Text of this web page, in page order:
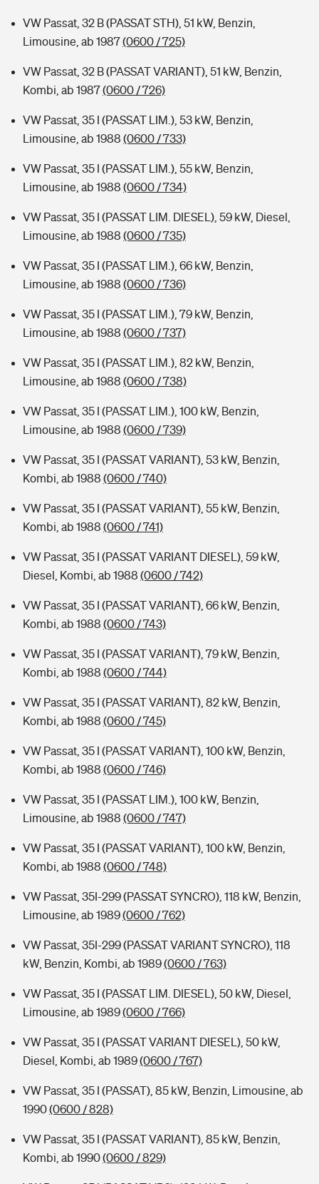
VW Passat, 32 B (PASSAT STH), 51 kW, Benzin,
Limousine, ab 1987(0600 / 725)
VW Passat, 32 B (PASSAT VARIANT), 51 kW, Benzin,
Kombi, ab 1987(0600 / 726)
VW Passat, 35 I (PASSAT LIM.), 53 kW, Benzin,
Limousine, ab 1988 (0600 / 733)
VW Passat, 35 I (PASSAT LIM.), 55 kW, Benzin,
Limousine, ab 1988 (0600 / 734)
VW Passat, 35 I (PASSAT LIM. DIESEL), 59 kW, Diesel,
Limousine, ab 1988 (0600 / 735)
VW Passat, 35 I (PASSAT LIM.), 66 kW, Benzin,
Limousine, ab 1988 (0600 / 736)
VW Passat, 35 I (PASSAT LIM.), 79 kW, Benzin,
Limousine, ab 1988 (0600 / 737)
VW Passat, 35 I (PASSAT LIM.), 82 kW, Benzin,
Limousine, ab 1988 (0600 / 738)
VW Passat, 35 I (PASSAT LIM.), 100 kW, Benzin,
Limousine, ab 1988 (0600 / 739)
VW Passat, 35 I (PASSAT VARIANT), 53 kW, Benzin,
Kombi, ab 1988 (0600 / 740)
VW Passat, 35 I (PASSAT VARIANT), 55 kW, Benzin,
Kombi, ab 1988 (0600 / 741)
VW Passat, 35 I (PASSAT VARIANT DIESEL), 59 kW,
Diesel, Kombi, ab 1988 (0600 / 742)
VW Passat, 35 I (PASSAT VARIANT), 66 kW, Benzin,
Kombi, ab 1988 (0600 / 743)
VW Passat, 35 I (PASSAT VARIANT), 79 kW, Benzin,
Kombi, ab 1988 (0600 / 744)
VW Passat, 35 I (PASSAT VARIANT), 82 kW, Benzin,
Kombi, ab 1988 (0600 / 745)
VW Passat, 35 I (PASSAT VARIANT), 100 kW, Benzin,
Kombi, ab 1988 (0600 / 746)
VW Passat, 35 I (PASSAT LIM.), 100 kW, Benzin,
Limousine, ab 1988 (0600 / 747)
VW Passat, 35 I (PASSAT VARIANT), 100 kW, Benzin,
Kombi, ab 1988 (0600 / 748)
VW Passat, 35I-299 (PASSAT SYNCRO), 118 kW, Benzin,
Limousine, ab 1989(0600 / 762)
VW Passat, 35I-299 (PASSAT VARIANT SYNCRO), 118
kW, Benzin, Kombi, ab 1989(0600 / 763)
VW Passat, 35 I (PASSAT LIM. DIESEL), 50 kW, Diesel,
Limousine, ab 1989(0600 / 766)
VW Passat, 35 I (PASSAT VARIANT DIESEL), 50 kW,
Diesel, Kombi, ab 1989(0600 / 767)
VW Passat, 35 I (PASSAT), 85 kW, Benzin, Limousine, ab
1990(0600 / 828)
VW Passat, 35 I (PASSAT VARIANT), 85 kW, Benzin,
Kombi, ab 1990(0600 / 829)